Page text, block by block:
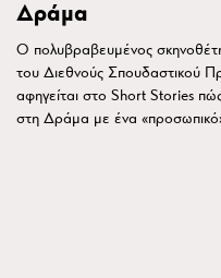
Δράμα
Ο πολυβραβευμένος
του Διεθνούς Σπουδαστικού
αφηγείται στο Short Stories
στη Δράμα με ένα